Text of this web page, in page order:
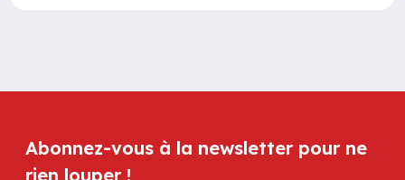
Abonnez-vous à la newsletter pour ne
rien louper !